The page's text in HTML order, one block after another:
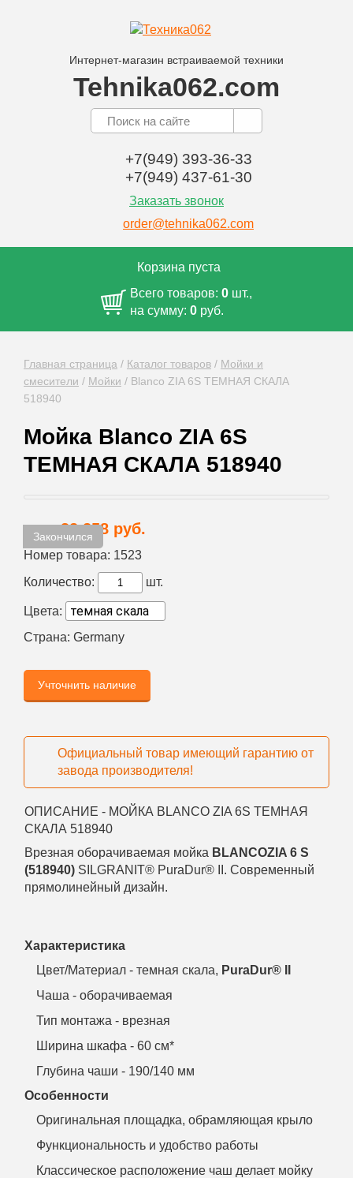
Интернет-магазин встраиваемой техники
Tehnika062.com
+7(949) 393-36-33
+7(949) 437-61-30
Заказать звонок
order@tehnika062.com
Корзина пуста
Всего товаров: 0 шт.,
на сумму: 0 руб.
Главная страница / Каталог товаров / Мойки и
смесители / Мойки / Blanco ZIA 6S ТЕМНАЯ СКАЛА
518940
Мойка Blanco ZIA 6S
ТЕМНАЯ СКАЛА 518940
Закончился
Цена: 32 258 руб.
Номер товара: 1523
Количество:
шт.
Цвета:
Страна: Germany
Учточнить наличие
Официальный товар имеющий гарантию от
завода производителя!
ОПИСАНИЕ - МОЙКА BLANCO ZIA 6S ТЕМНАЯ
СКАЛА 518940
Врезная оборачиваемая мойка BLANCOZIA 6 S
(518940) SILGRANIT® PuraDur® II. Современный
прямолинейный дизайн.
Характеристика
Цвет/Материал - темная скала, PuraDur® II
Чаша - оборачиваемая
Тип монтажа - врезная
Ширина шкафа - 60 см*
Глубина чаши - 190/140 мм
Особенности
Оригинальная площадка, обрамляющая крыло
Функциональность и удобство работы
Классическое расположение чаш делает мойку